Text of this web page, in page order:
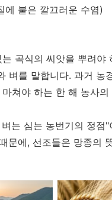
에 붙은 깔끄러운 수염)
곡식의 씨앗을 뿌려야
벼를 말합니다. 과거 농
쳐야 하는 한 해 농사
는 심는 농번기의 정점
문에, 선조들은 망종의